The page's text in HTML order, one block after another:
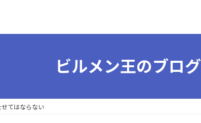
ビルメン王のブログ
せてはならない